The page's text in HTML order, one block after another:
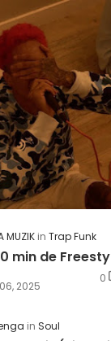
MUZIK Trap Funk
min de
2025
0
Soul